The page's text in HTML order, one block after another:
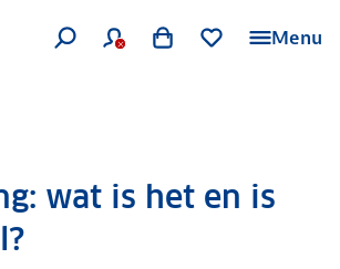
Menu
wat is het en is